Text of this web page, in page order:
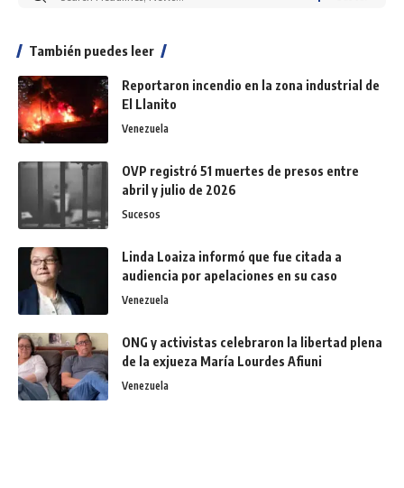
También puedes leer
Reportaron incendio en la zona industrial de
El Llanito
Venezuela
OVP registró 51 muertes de presos entre
abril y julio de 2026
Sucesos
Linda Loaiza informó que fue citada a
audiencia por apelaciones en su caso
Venezuela
ONG y activistas celebraron la libertad plena
de la exjueza María Lourdes Afiuni
Venezuela